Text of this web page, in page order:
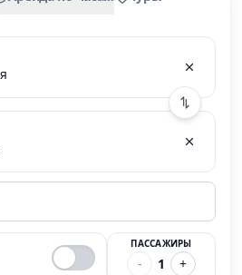
ПАССАЖИРЫ
- 1 +